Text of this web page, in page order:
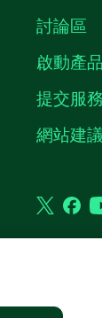
討論區
啟動產品
提交服
網站建議
Twitter